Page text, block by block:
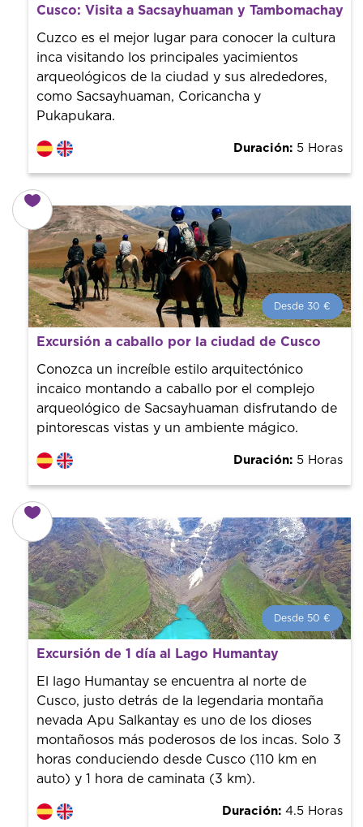
Desde 10 € por persona.
¡Reserva con nosotros! Colaboramos con los mejores
guías de la ciudad para tener el mejor precio y servicio.
Cusco: Visita a Sacsayhuaman y Tambomachay
Cuzco es el mejor lugar para conocer la cultura
inca visitando los principales yacimientos
arqueológicos de la ciudad y sus alrededores,
como Sacsayhuaman, Coricancha y
Pukapukara.
Duración: 5 Horas
Desde 30 €
Desde 30 € por persona.
¡Reserva con nosotros! Colaboramos con los mejores
guías de la ciudad para tener el mejor precio y servicio.
Excursión a caballo por la ciudad de Cusco
Conozca un increíble estilo arquitectónico
incaico montando a caballo por el complejo
arqueológico de Sacsayhuaman disfrutando de
pintorescas vistas y un ambiente mágico.
Duración: 5 Horas
Desde 50 €
Desde 50 € por persona.
¡Reserva con nosotros! Colaboramos con los mejores
guías de la ciudad para tener el mejor precio y servicio.
Excursión de 1 día al Lago Humantay
El lago Humantay se encuentra al norte de
Cusco, justo detrás de la legendaria montaña
nevada Apu Salkantay es uno de los dioses
montañosos más poderosos de los incas. Solo 3
horas conduciendo desde Cusco (110 km en
auto) y 1 hora de caminata (3 km).
Duración: 4.5 Horas